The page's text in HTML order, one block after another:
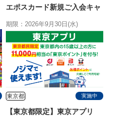
エポスカード新規ご入会キャ
期限：2026年9月30日(水)
東京都 実施中
【東京都限定】東京アプリ